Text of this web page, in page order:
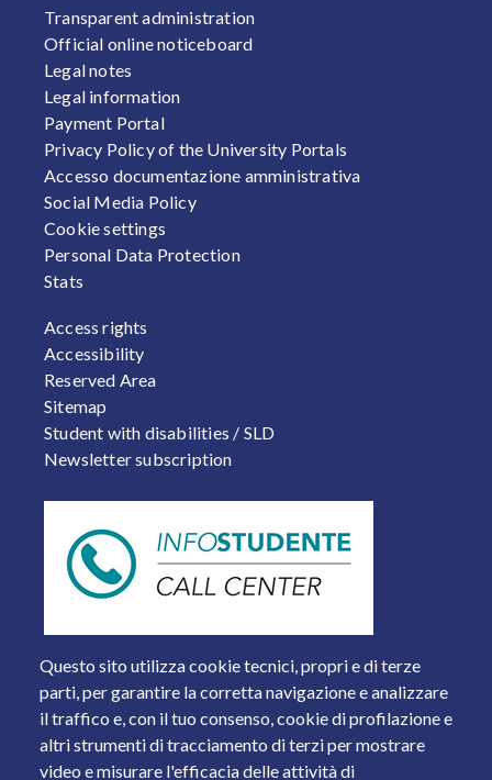
Questo sito utilizza cookie tecnici, propri e di terze
parti, per garantire la corretta navigazione e analizzare
il traffico e, con il tuo consenso, cookie di profilazione e
altri strumenti di tracciamento di terzi per mostrare
video e misurare l'efficacia delle attività di
FOOTER 1
Transparent administration
Official online noticeboard
Legal notes
Legal information
Payment Portal
Privacy Policy of the University Portals
Accesso documentazione amministrativa
Social Media Policy
Cookie settings
Personal Data Protection
Stats
FOOTER 2
Access rights
Accessibility
Reserved Area
Sitemap
Student with disabilities / SLD
Newsletter subscription